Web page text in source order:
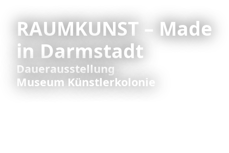
RAUMKUNST – Made
in Darmstadt
Dauerausstellung
Museum Künstlerkolonie